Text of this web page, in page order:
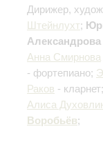
Дирижер,
Штейнлухт;
Александрова
Анна Смирнова
- фортепиано;
Раков - кларнет;
Алиса
Воробьёв;